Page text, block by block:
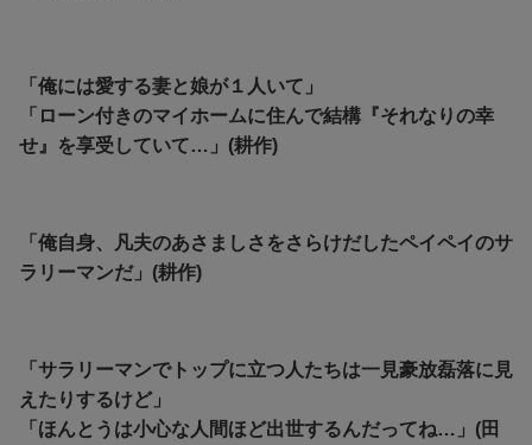
「俺には愛する妻と娘が１人いて」
「ローン付きのマイホームに住んで結構『それなりの幸
せ』を享受していて…」(耕作)
「俺自身、凡夫のあさましさをさらけだしたペイペイのサ
ラリーマンだ」(耕作)
「サラリーマンでトップに立つ人たちは一見豪放磊落に見
えたりするけど」
「ほんとうは小心な人間ほど出世するんだってね…」(田